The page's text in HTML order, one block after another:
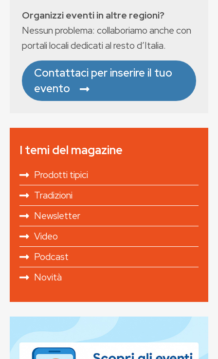
Organizzi eventi in altre regioni?
Nessun problema: collaboriamo anche con
portali locali dedicati al resto d’Italia.
Contattaci per inserire il tuo
evento
I temi del magazine
Prodotti tipici
Tradizioni
Newsletter
Video
Podcast
Novità